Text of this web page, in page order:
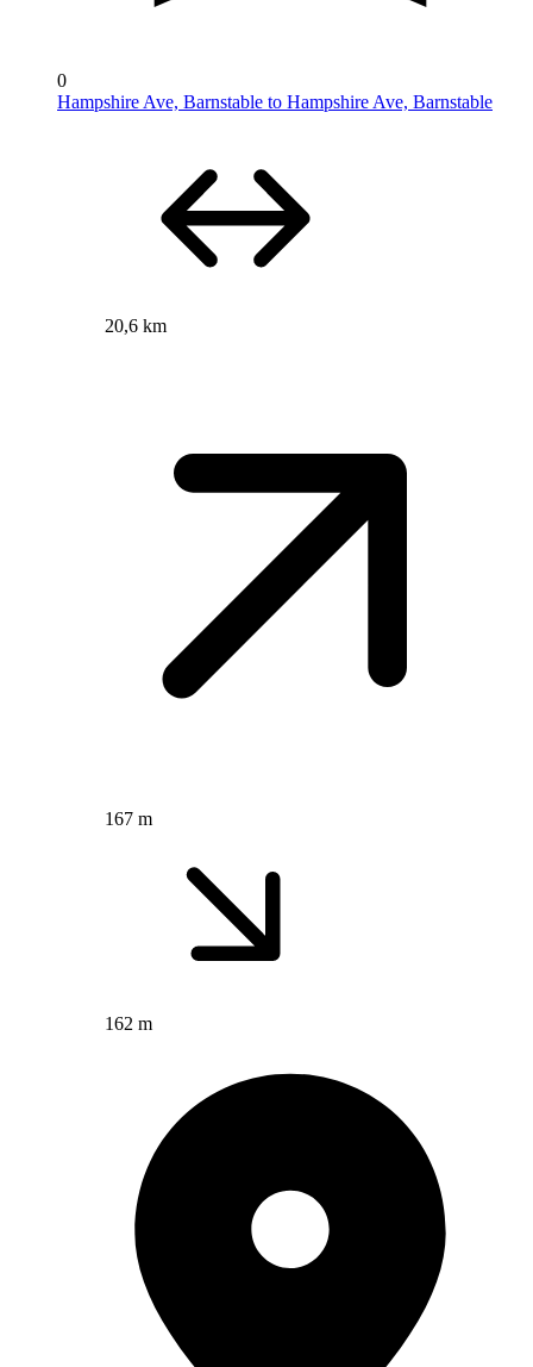
0
Hampshire Ave, Barnstable to Hampshire Ave, Barnstable
20,6 km
167 m
162 m